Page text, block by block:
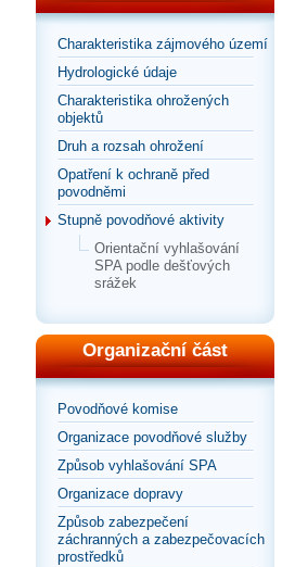
Charakteristika zájmového území
Hydrologické údaje
Charakteristika ohrožených
objektů
Druh a rozsah ohrožení
Opatření k ochraně před
povodněmi
Stupně povodňové aktivity
Orientační vyhlašování
SPA podle dešťových
srážek
Organizační část
Povodňové komise
Organizace povodňové služby
Způsob vyhlašování SPA
Organizace dopravy
Způsob zabezpečení
záchranných a zabezpečovacích
prostředků